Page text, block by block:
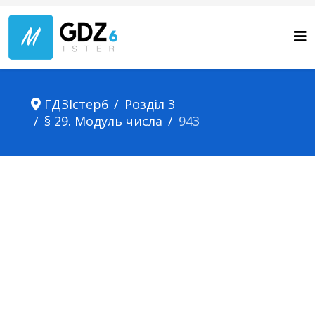
ГДЗІстер6
Розділ 3
§ 29. Модуль числа
943